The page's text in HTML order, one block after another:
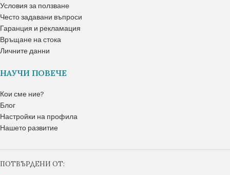
Условия за ползване
Често задавани въпроси
Гаранция и рекламация
Връщане на стока
Личните данни
НАУЧИ ПОВЕЧЕ
Кои сме ние?
Блог
Настройки на профила
Нашето развитие
ПОТВЪРДЕНИ ОТ: